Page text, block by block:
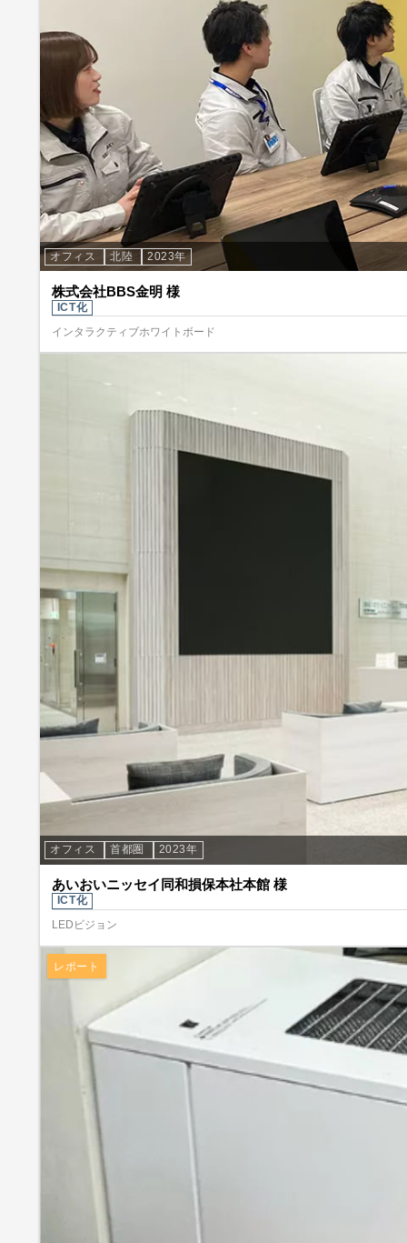
オフィス 北陸 2023年
株式会社BBS金明 様
ICT化
インタラクティブホワイトボード
オフィス 首都圏 2023年
あいおいニッセイ同和損保本社本館 様
ICT化
LEDビジョン
レポート